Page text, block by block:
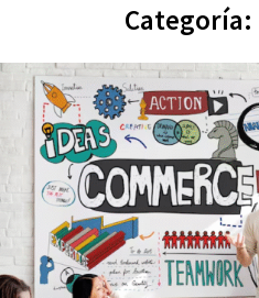
Categoría: